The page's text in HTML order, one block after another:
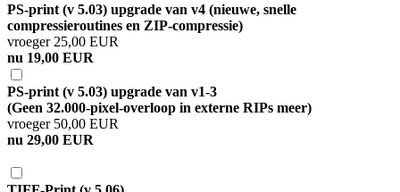
PS-print (v 5.03) upgrade van v4 (nieuwe, snelle
compressieroutines en ZIP-compressie)
vroeger 25,00 EUR
nu 19,00 EUR
PS-print (v 5.03) upgrade van v1-3
(Geen 32.000-pixel-overloop in externe RIPs meer)
vroeger 50,00 EUR
nu 29,00 EUR